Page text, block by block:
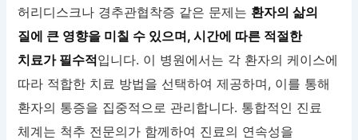
허리디스크나 경추관협착증 같은 문제는 환자의 삶의
질에 큰 영향을 미칠 수 있으며, 시간에 따른 적절한
치료가 필수적입니다. 이 병원에서는 각 환자의 케이스에
따라 적합한 치료 방법을 선택하여 제공하며, 이를 통해
환자의 통증을 집중적으로 관리합니다. 통합적인 진료
체계는 척추 전문의가 함께하여 진료의 연속성을